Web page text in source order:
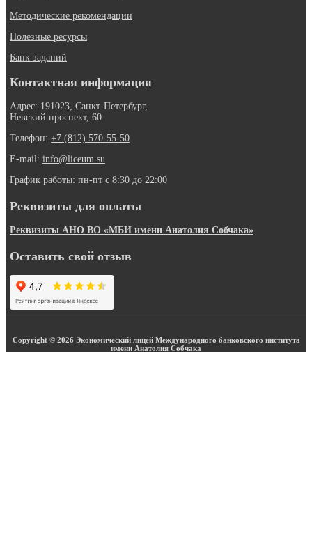
Методические рекомендации
Полезные ресурсы
Банк заданий
Контактная информация
Адрес: 191023, Санкт-Петербург,
Невский проспект, 60
Телефон: +7 (812) 570-55-50
E-mail: info@liceum.su
График работы: пн-пт с 8:30 до 22:00
Реквизиты для оплаты
Реквизиты АНО ВО «МБИ имени Анатолия Собчака»
Оставить свой отзыв
Copyright © 2026 Экономический лицей Международного банковского института
имени Анатолия Собчака